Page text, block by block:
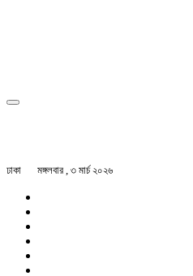
ঢাকা মঙ্গলবার , ৩ মার্চ ২০২৬